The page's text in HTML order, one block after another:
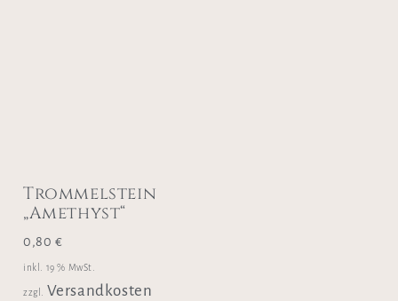
Trommelstein
„Amethyst“
0,80 €
inkl. 19 % MwSt.
zzgl. Versandkosten